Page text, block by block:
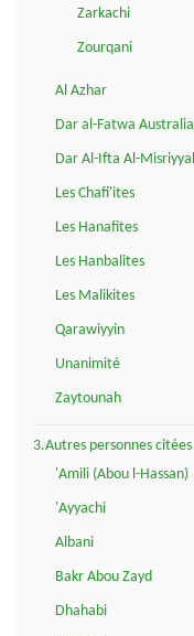
Zarkachi
Zourqani
Al Azhar
Dar al-Fatwa Australia
Dar Al-Ifta Al-
Les Chafi'ites
Les Hanafites
Les Hanbalites
Les Malikites
Qarawiyyin
Unanimité
Zaytounah
3.Autres personnes citées
'Amili (Abou l-Hassan)
'Ayyachi
Albani
Bakr Abou Zayd
Dhahabi